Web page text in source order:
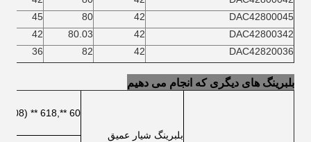
DAC42800045
42
80
45
DAC42800342
42
80.03
42
DAC42820036
42
82
36
بلبرینگ های دیگری که انجام می دهیم
بلبرینگ شیار عمیق
60 **,618 ** (1008), 619**(1009),62 **, 63 **, 64 **,